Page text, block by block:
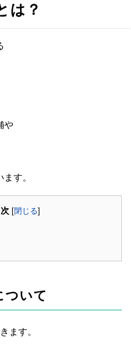
は？
や
す。
[閉じる]
ついて
ます。